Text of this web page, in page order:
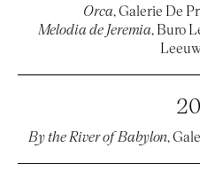
Orca, Galerie De
Melodia de Jeremia, Buro
By the River of Babylon,